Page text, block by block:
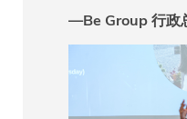
—Be Group 行政